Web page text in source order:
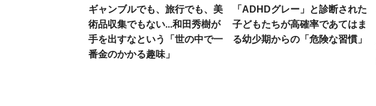
ギャンブルでも、旅行でも、美
術品収集でもない...和田秀樹が
手を出すなという「世の中で一
番金のかかる趣味」
「ADHDグレー」と診断された
子どもたちが高確率であてはま
る幼少期からの「危険な習慣」